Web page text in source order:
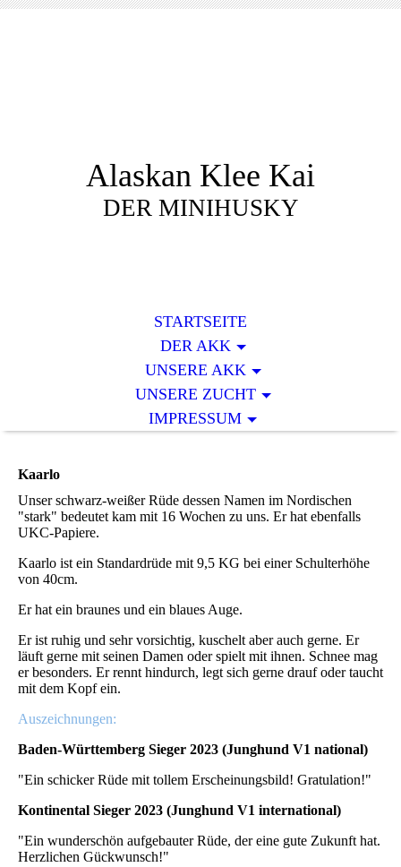
Alaskan Klee Kai
DER MINIHUSKY
STARTSEITE
DER AKK
UNSERE AKK
UNSERE ZUCHT
IMPRESSUM
Kaarlo
Unser schwarz-weißer Rüde dessen Namen im Nordischen
"stark" bedeutet kam mit 16 Wochen zu uns. Er hat ebenfalls
UKC-Papiere.
Kaarlo ist ein Standardrüde mit 9,5 KG bei einer Schulterhöhe
von 40cm.
Er hat ein braunes und ein blaues Auge.
Er ist ruhig und sehr vorsichtig, kuschelt aber auch gerne. Er
läuft gerne mit seinen Damen oder spielt mit ihnen. Schnee mag
er besonders. Er rennt hindurch, legt sich gerne drauf oder taucht
mit dem Kopf ein.
Auszeichnungen:
Baden-Württemberg Sieger 2023 (Junghund V1 national)
"Ein schicker Rüde mit tollem Erscheinungsbild! Gratulation!"
Kontinental Sieger 2023 (Junghund V1 international)
"Ein wunderschön aufgebauter Rüde, der eine gute Zukunft hat.
Herzlichen Gückwunsch!"